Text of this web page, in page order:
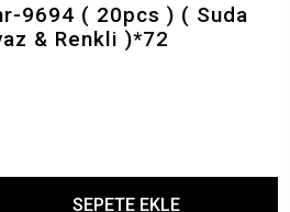
9694 ( 20pcs ) ( Suda
& Renkli )*72
SEPETE EKLE